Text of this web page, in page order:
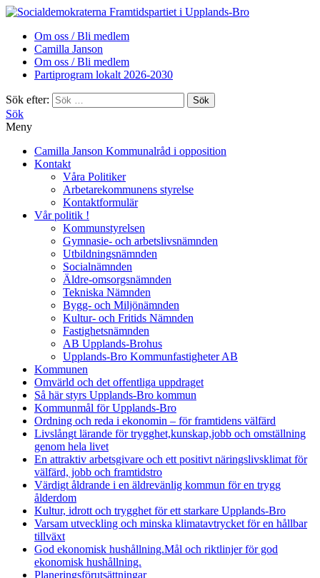
Framtidspartiet i Upplands-Bro
Om oss / Bli medlem
Camilla Janson
Om oss / Bli medlem
Partiprogram lokalt 2026-2030
Sök efter:
Sök
Meny
Camilla Janson Kommunalråd i opposition
Kontakt
Våra Politiker
Arbetarekommunens styrelse
Kontaktformulär
Vår politik !
Kommunstyrelsen
Gymnasie- och arbetslivsnämnden
Utbildningsnämnden
Socialnämnden
Äldre-omsorgsnämnden
Tekniska Nämnden
Bygg- och Miljönämnden
Kultur- och Fritids Nämnden
Fastighetsnämnden
AB Upplands-Brohus
Upplands-Bro Kommunfastigheter AB
Kommunen
Omvärld och det offentliga uppdraget
Så här styrs Upplands-Bro kommun
Kommunmål för Upplands-Bro
Ordning och reda i ekonomin – för framtidens välfärd
Livslångt lärande för trygghet,kunskap,jobb och omställning
genom hela livet
En attraktiv arbetsgivare och ett positivt näringslivsklimat för
välfärd, jobb och framtidstro
Värdigt åldrande i en äldrevänlig kommun för en trygg
ålderdom
Kultur, idrott och trygghet för ett starkare Upplands-Bro
Varsam utveckling och minska klimatavtrycket för en hållbar
tillväxt
God ekonomisk hushållning.Mål och riktlinjer för god
ekonomisk hushållning.
Planeringsförutsättningar